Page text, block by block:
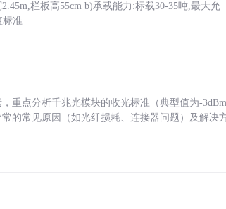
栏板高55cm b)承载能力:标载30-35吨,最大允
标准
重点分析千兆光模块的收光标准（典型值为-
的常见原因（如光纤损耗、连接器问题）及解决